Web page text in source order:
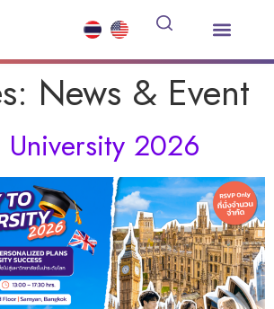
News & Event
University 2026